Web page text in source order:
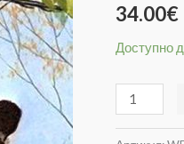
34.00€
Доступно